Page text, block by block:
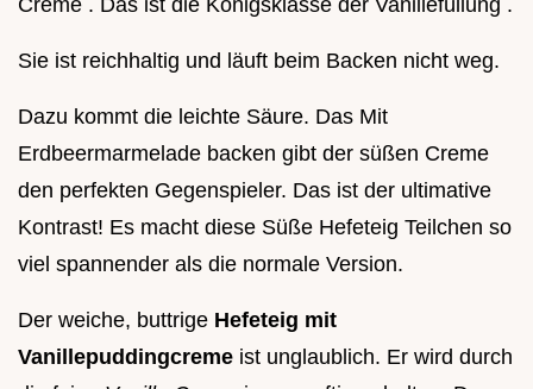
Creme . Das ist die Königsklasse der Vanillefüllung .
Sie ist reichhaltig und läuft beim Backen nicht weg.
Dazu kommt die leichte Säure. Das Mit
Erdbeermarmelade backen gibt der süßen Creme
den perfekten Gegenspieler. Das ist der ultimative
Kontrast! Es macht diese Süße Hefeteig Teilchen so
viel spannender als die normale Version.
Der weiche, buttrige Hefeteig mit
Vanillepuddingcreme ist unglaublich. Er wird durch